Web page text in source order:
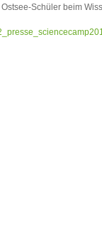
Ostsee-Schüler beim